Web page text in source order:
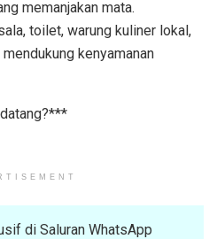
memanjakan mata.
toilet, warung kuliner lokal,
kenyamanan
di Saluran WhatsApp